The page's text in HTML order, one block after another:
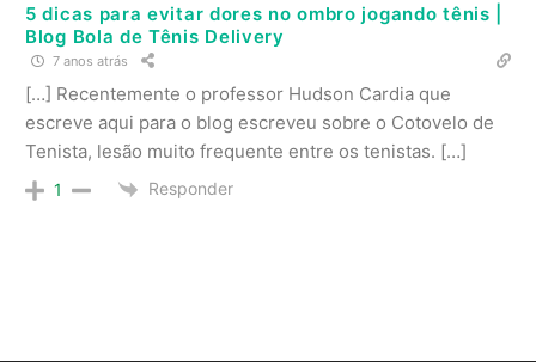
5 dicas para evitar dores no ombro jogando tênis |
Blog Bola de Tênis Delivery
7 anos atrás
[…] Recentemente o professor Hudson Cardia que
escreve aqui para o blog escreveu sobre o Cotovelo de
Tenista, lesão muito frequente entre os tenistas. […]
1 Responder